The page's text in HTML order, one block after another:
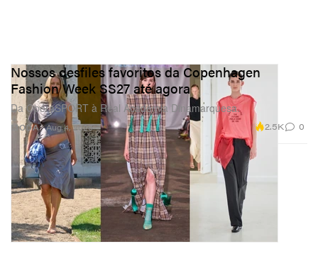
MODA
Nossos desfiles favoritos da Copenhagen
Fashion Week SS27 até agora
Da OpéraSPORT à Real Academia Dinamarquesa.
Aug 4, 2026 2.5K 0